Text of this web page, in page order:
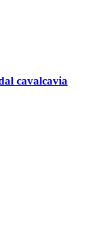
cavalcavia